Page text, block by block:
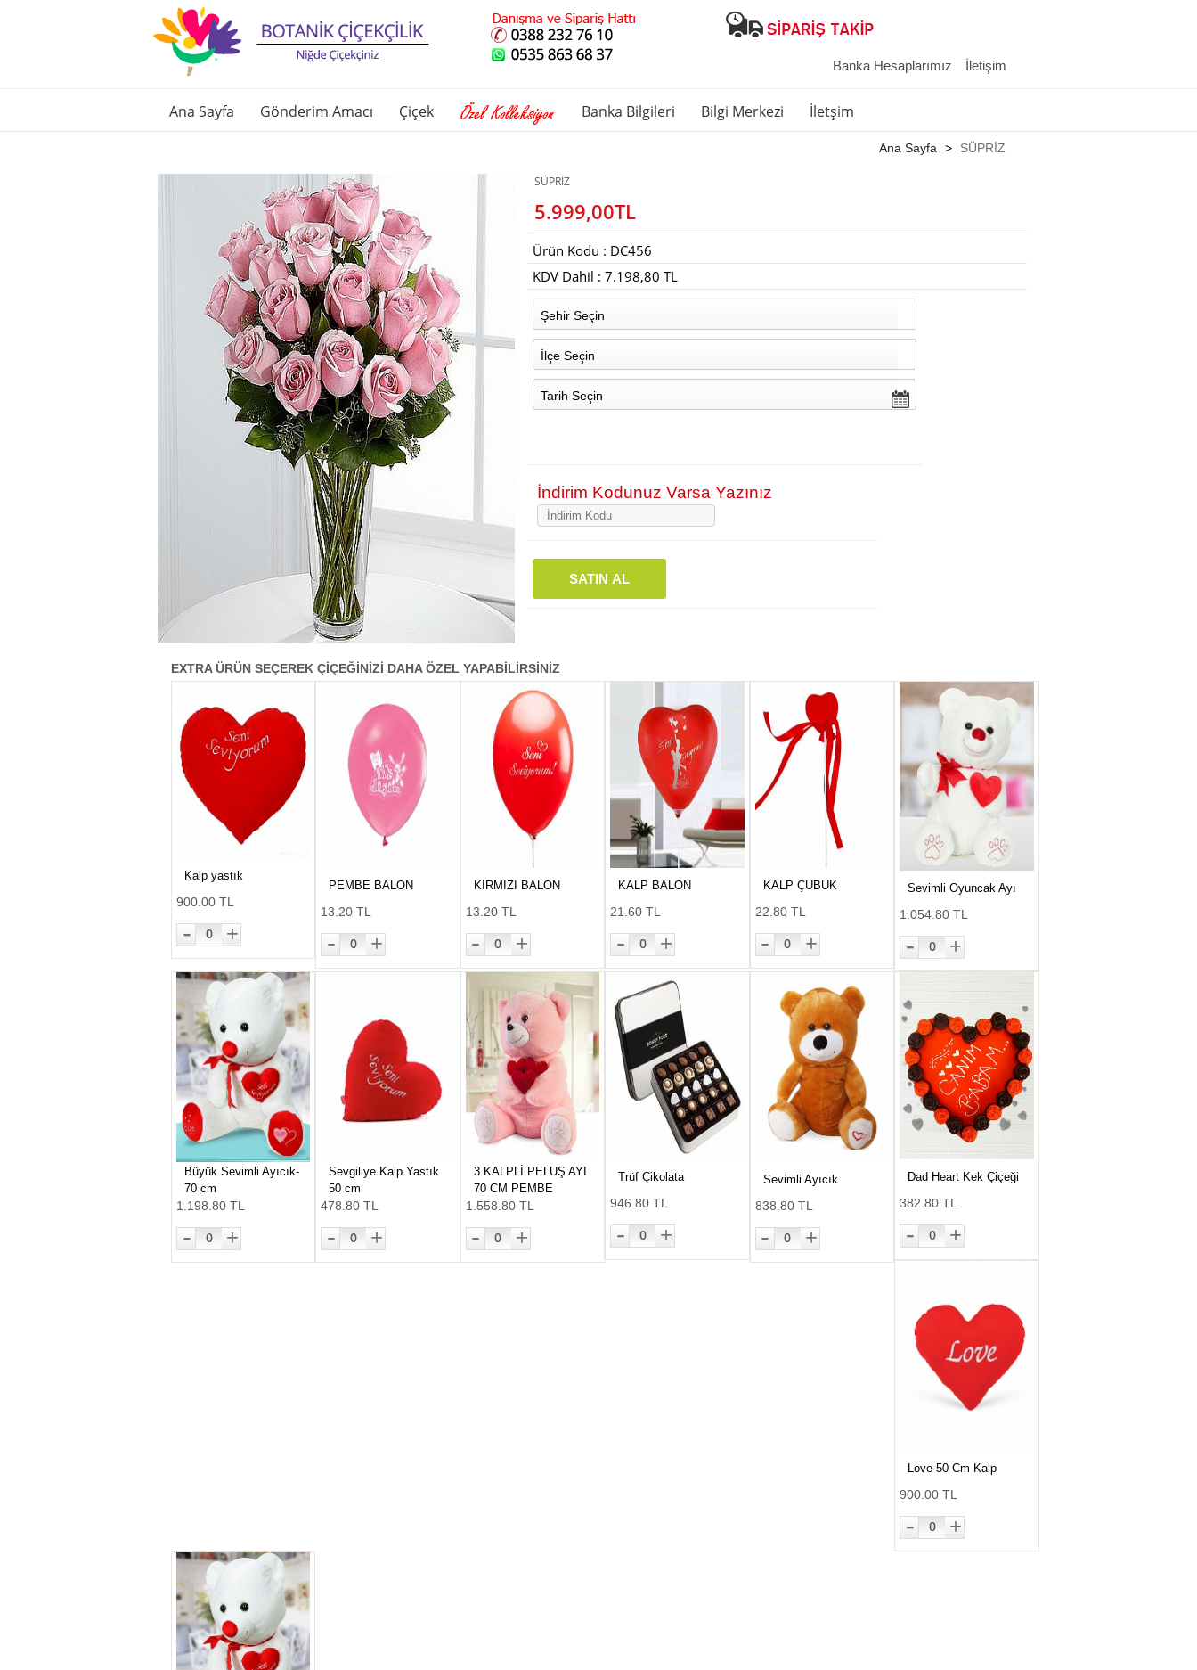
Banka Hesaplarımız İletişim
Ana Sayfa Gönderim Amacı Çiçek Banka Bilgileri Bilgi Merkezi İletşim
Ana Sayfa SÜPRİZ
SÜPRİZ
5.999,00TL
Ürün Kodu : DC456
KDV Dahil : 7.198,80 TL
Şehir Seçin
İlçe Seçin
Tarih Seçin
İndirim Kodunuz Varsa Yazınız
SATIN AL
EXTRA ÜRÜN SEÇEREK ÇİÇEĞİNİZİ DAHA ÖZEL YAPABİLİRSİNİZ
Kalp yastık
900.00 TL
- 0 +
PEMBE BALON
13.20 TL
- 0 +
KIRMIZI BALON
13.20 TL
- 0 +
KALP BALON
21.60 TL
- 0 +
KALP ÇUBUK
22.80 TL
- 0 +
Sevimli Oyuncak Ayı
1.054.80 TL
- 0 +
Büyük Sevimli Ayıcık-
70 cm
1.198.80 TL
- 0 +
Sevgiliye Kalp Yastık
50 cm
478.80 TL
- 0 +
3 KALPLİ PELUŞ AYI
70 CM PEMBE
1.558.80 TL
- 0 +
Trüf Çikolata
946.80 TL
- 0 +
Sevimli Ayıcık
838.80 TL
- 0 +
Dad Heart Kek Çiçeği
382.80 TL
- 0 +
Love 50 Cm Kalp
900.00 TL
- 0 +